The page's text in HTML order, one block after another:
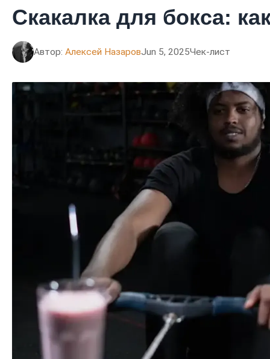
Скакалка для бокса:
Автор: Алексей НазаровJun 5, 2025Чек-лист